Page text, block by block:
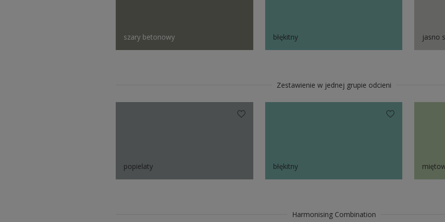
szary betonowy błękitny jasno
Zestawienie w jednej grupie odcieni
popielaty błękitny
Harmonising Combination